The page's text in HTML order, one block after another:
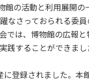
館の活動と利用展開
なさっておられる委
では、博物館の広報
践することができま
登録されました。本